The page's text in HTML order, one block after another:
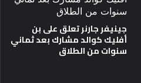
جينيفر جارنر تعلق على بن
أفليك كوالد مشارك بعد ثماني
سنوات من الطلاق